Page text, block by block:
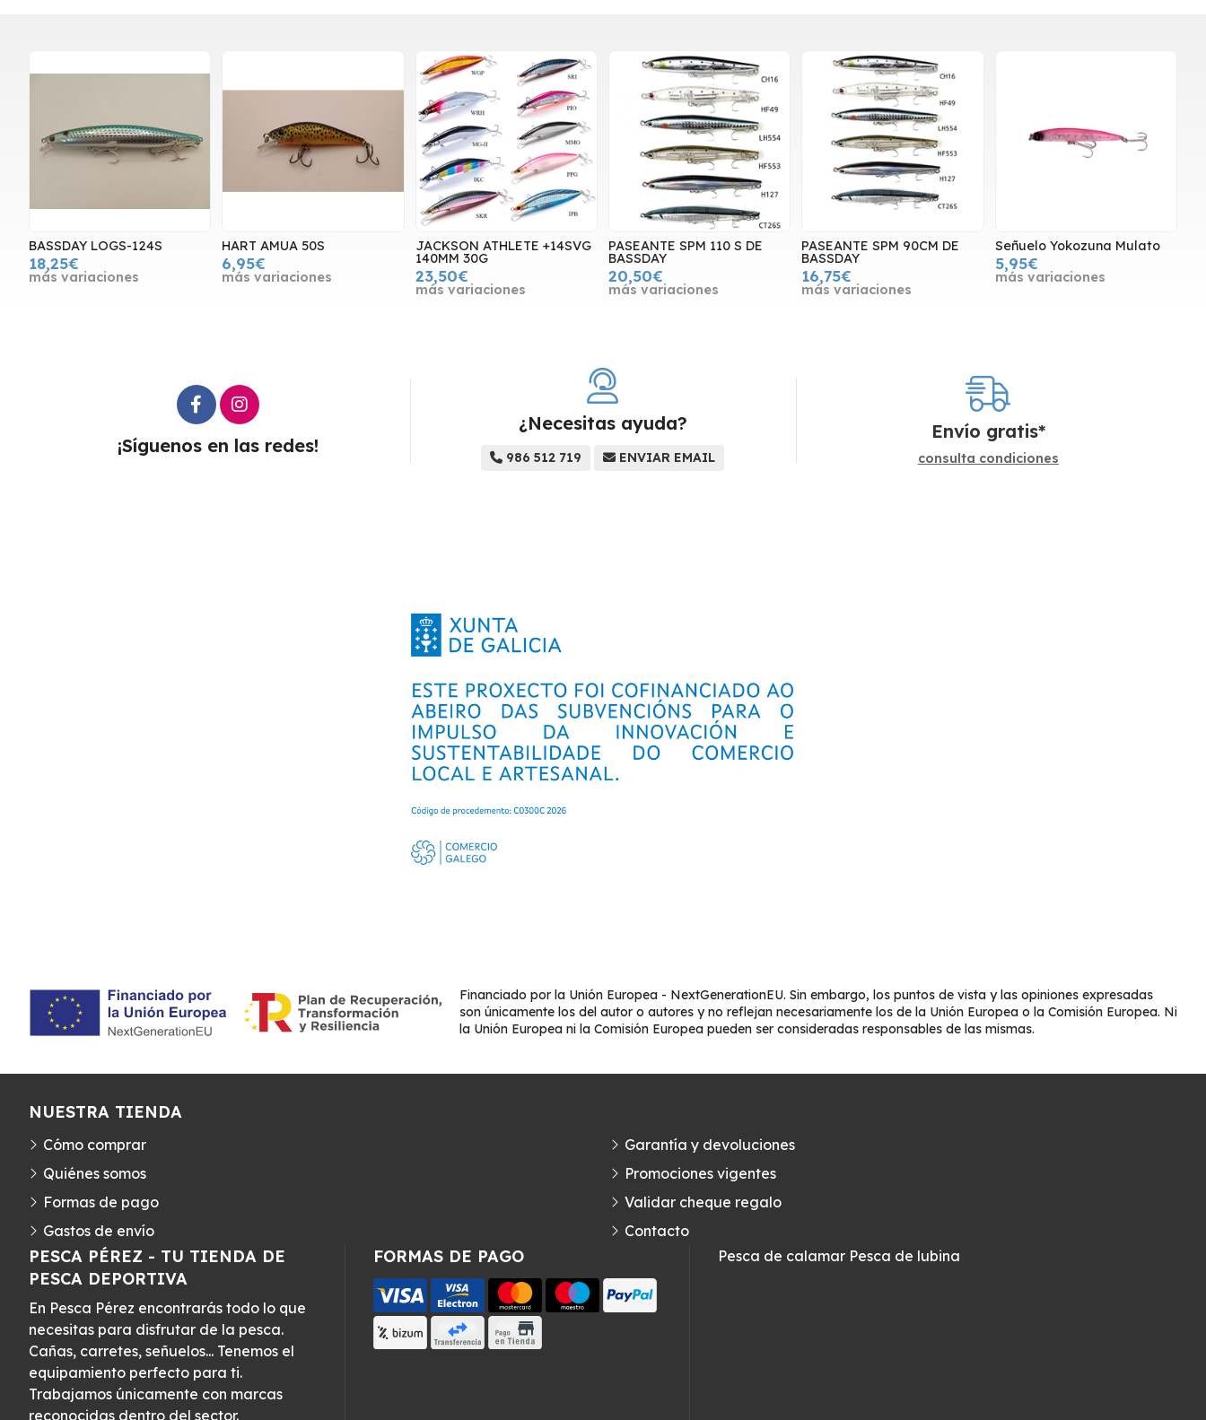
BASSDAY LOGS-124S
18,25€
más variaciones
HART AMUA 50S
6,95€
más variaciones
JACKSON ATHLETE +14SVG
140MM 30G
23,50€
más variaciones
PASEANTE SPM 110 S DE
BASSDAY
20,50€
más variaciones
PASEANTE SPM 90CM DE
BASSDAY
16,75€
más variaciones
Señuelo Yokozuna Mulato
5,95€
más variaciones
¡Síguenos en las redes!
¿Necesitas ayuda?
986 512 719 ENVIAR EMAIL
Envío gratis*
consulta condiciones
Financiado por la Unión Europea - NextGenerationEU. Sin embargo, los puntos de vista y las opiniones expresadas
son únicamente los del autor o autores y no reflejan necesariamente los de la Unión Europea o la Comisión Europea. Ni
la Unión Europea ni la Comisión Europea pueden ser consideradas responsables de las mismas.
PESCA PÉREZ - TU TIENDA DE
PESCA DEPORTIVA
En Pesca Pérez encontrarás todo lo que
necesitas para disfrutar de la pesca.
Cañas, carretes, señuelos... Tenemos el
equipamiento perfecto para ti.
Trabajamos únicamente con marcas
reconocidas dentro del sector.
FORMAS DE PAGO
NUESTRA TIENDA
Cómo comprar
Quiénes somos
Formas de pago
Gastos de envío
Garantía y devoluciones
Promociones vigentes
Validar cheque regalo
Contacto
Pesca de calamar Pesca de lubina